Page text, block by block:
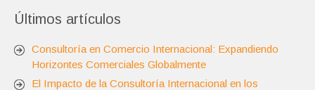
Últimos artículos
Consultoría en Comercio Internacional: Expandiendo
Horizontes Comerciales Globalmente
El Impacto de la Consultoría Internacional en los